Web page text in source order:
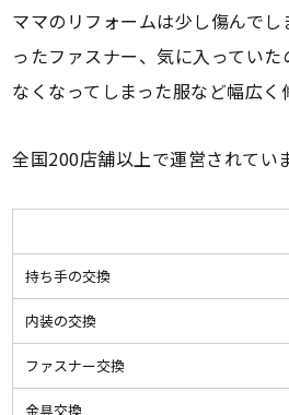
ママのリフォームは少し傷んで
ったファスナー、気に入ってい
なくなってしまった服など幅広く
全国200店舗以上で運営されていま
持ち手の交換
内装の交換
ファスナー交換
金具交換